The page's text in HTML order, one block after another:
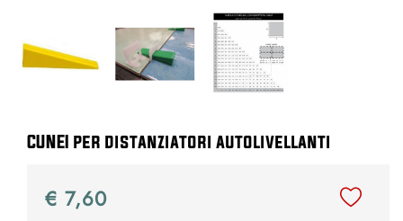
CUNEI per distanziatori autolivellanti
€ 7,60